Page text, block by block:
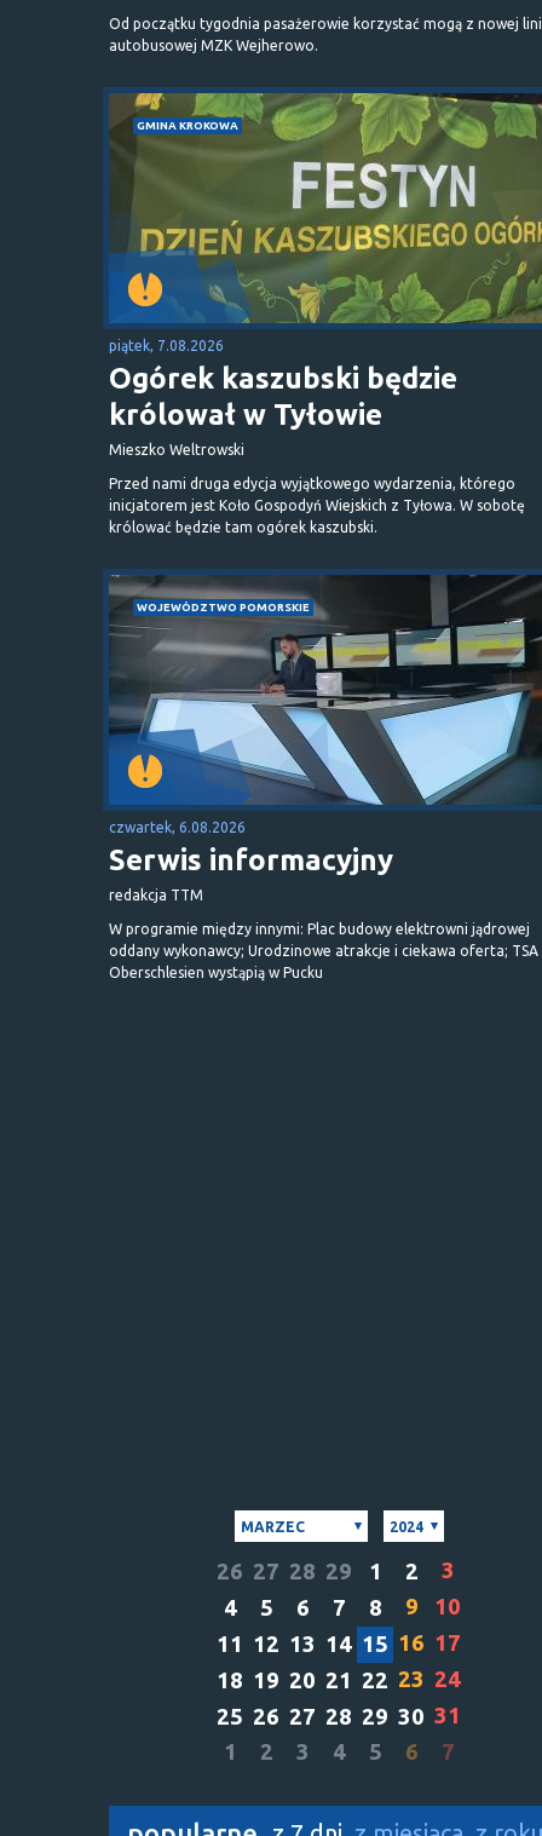
Od początku tygodnia pasażerowie korzystać mogą z nowej
autobusowej MZK Wejherowo.
GMINA KROKOWA
piątek, 7.08.2026
Ogórek kaszubski będzie
królował w Tyłowie
Mieszko Weltrowski
Przed nami druga edycja wyjątkowego wydarzenia, którego
inicjatorem jest Koło Gospodyń Wiejskich z Tyłowa. W sobotę
królować będzie tam ogórek kaszubski.
WOJEWÓDZTWO POMORSKIE
czwartek, 6.08.2026
Serwis informacyjny
redakcja TTM
W programie między innymi: Plac budowy elektrowni jądrowej
oddany wykonawcy; Urodzinowe atrakcje i ciekawa oferta; TSA
Oberschlesien wystąpią w Pucku
MARZEC 2024
26 27 28 29 1 2
3
4
5 6 7 8 9
10
11 12 13 14 15 16 17
18 19 20 21 22 23 24
25 26 27 28 29 30 31
1
2 3 4 5 6 7